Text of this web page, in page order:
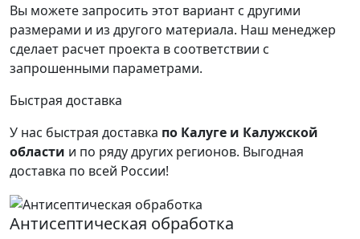
Вы можете запросить этот вариант с другими
размерами и из другого материала. Наш менеджер
сделает расчет проекта в соответствии с
запрошенными параметрами.
Быстрая доставка
У нас быстрая доставка по Калуге и Калужской
области и по ряду других регионов. Выгодная
доставка по всей России!
Антисептическая обработка